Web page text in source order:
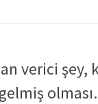
verici